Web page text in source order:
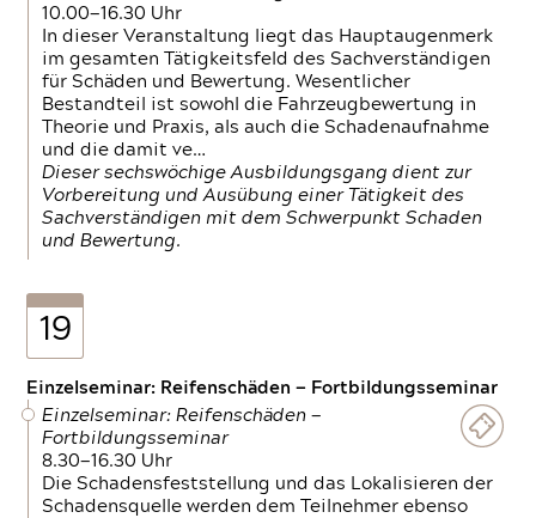
10.00—16.30 Uhr
In dieser Veranstaltung liegt das Hauptaugenmerk
im gesamten Tätigkeitsfeld des Sachverständigen
für Schäden und Bewertung. Wesentlicher
Bestandteil ist sowohl die Fahrzeugbewertung in
Theorie und Praxis, als auch die Schadenaufnahme
und die damit ve…
Dieser sechswöchige Ausbildungsgang dient zur
Vorbereitung und Ausübung einer Tätigkeit des
Sachverständigen mit dem Schwerpunkt Schaden
und Bewertung.
19
Einzelseminar: Reifenschäden — Fortbildungsseminar
Einzelseminar: Reifenschäden —
Fortbildungsseminar
8.30—16.30 Uhr
Die Schadensfeststellung und das Lokalisieren der
Schadensquelle werden dem Teilnehmer ebenso